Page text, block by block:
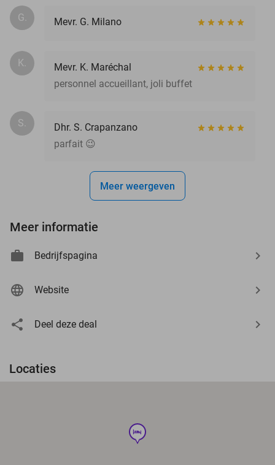
G. Mevr. G. Milano
K.
Mevr. K. Maréchal
personnel accueillant, joli buffet
S.
Dhr. S. Crapanzano
parfait 😉
Meer weergeven
Meer informatie
Bedrijfspagina
Website
Deel deze deal
Locaties
hotel